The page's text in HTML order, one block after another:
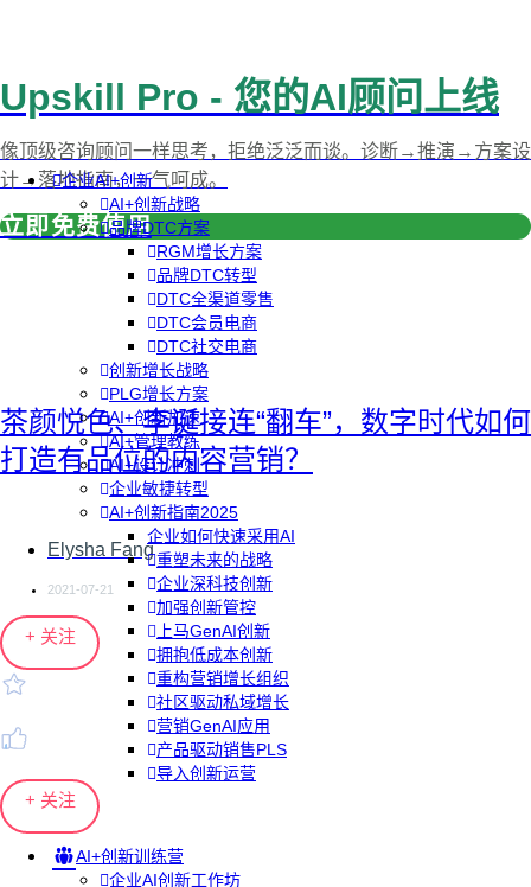
企业AI+创新
AI+创新战略
品牌DTC方案
RGM增长方案
品牌DTC转型
DTC全渠道零售
DTC会员电商
DTC社交电商
创新增长战略
PLG增长方案
AI+创新加速
AI+管理教练
AI+设计冲刺
企业敏捷转型
AI+创新指南2025
企业如何快速采用AI
重塑未来的战略
企业深科技创新
加强创新管控
上马GenAI创新
拥抱低成本创新
重构营销增长组织
社区驱动私域增长
营销GenAI应用
产品驱动销售PLS
导入创新运营
AI+创新训练营
企业AI创新工作坊
Upskill Pro - 您的AI顾问上线
像顶级咨询顾问一样思考，拒绝泛泛而谈。诊断→推演→方案设
计→落地指南，一气呵成。
立即免费使用
茶颜悦色、李诞接连“翻车”，数字时代如何
打造有品位的内容营销？
Elysha Fang
2021-07-21
+ 关注
+ 关注